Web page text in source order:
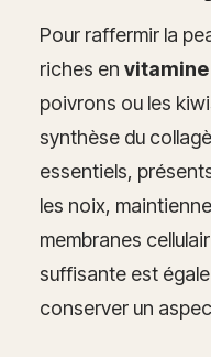
Pour raffermir la
riches en vitamine
poivrons ou les
synthèse du
essentiels,
les noix,
membranes
suffisante est
conserver un